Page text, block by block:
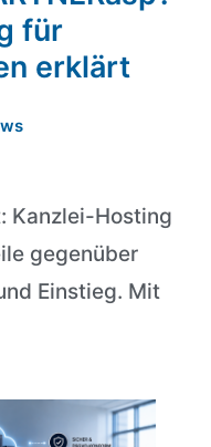
für
erklärt
Kanzlei-Hosting
gegenüber
Einstieg. Mit